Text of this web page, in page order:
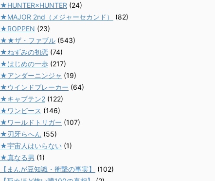
★HUNTER×HUNTER (24)
★MAJOR 2nd（メジャーセカンド）
(82)
★ROPPEN (23)
★★ザ・ファブル (543)
★ねずみの初恋 (74)
★はじめの一歩 (217)
★アンダーニンジャ (19)
★ウインドブレーカー (64)
★キャプテン2 (122)
★ワンピース (146)
★ワールドトリガー (107)
★刃牙らへん (55)
★宇宙人はいらない (1)
★真なる男 (1)
【まんが豆知識・衝撃の事実】
(102)